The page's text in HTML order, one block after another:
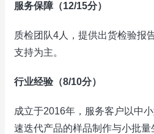
服务保障（12/15分）
质检团队4人，提供出货检验报
支持为主。
行业经验（8/10分）
成立于2016年，服务客户以中
速迭代产品的样品制作与小批量